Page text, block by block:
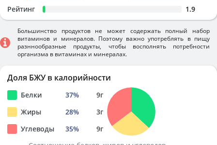
Рейтинг 1.9
Большинство продуктов не может содержать полный набор
витаминов и минералов. Поэтому важно употреблять в пищу
разннообразные продукты, чтобы восполнять потребности
организма в витаминах и минералах.
Доля БЖУ в калорийности
Белки 37% 9г
Жиры
28% 3г
Углеводы
35% 9г